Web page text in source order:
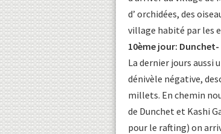
d’ orchidées, des
village habité par les
10ème jour:
La dernier jours aussi
dénivèle négative,
millets. En chemin
de Dunchet et Kashi
pour le rafting) on